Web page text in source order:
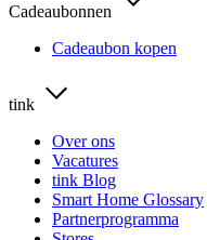
Cadeaubonnen
Cadeaubon kopen
tink
Over ons
Vacatures
tink Blog
Smart Home Glossary
Partnerprogramma